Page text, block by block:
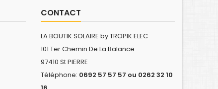
CONTACT
LA BOUTIK SOLAIRE by TROPIK ELEC
101 Ter Chemin De La Balance
97410 St PIERRE
Téléphone: 0692 57 57 57 ou 0262 32 10